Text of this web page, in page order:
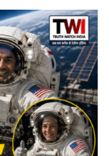
भारत
में
लॉन्च:
8,000mAh
बैटरी,
120Hz
AMOLED
डिस्प्ले
और